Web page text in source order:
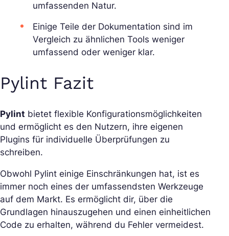
umfassenden Natur.
Einige Teile der Dokumentation sind im
Vergleich zu ähnlichen Tools weniger
umfassend oder weniger klar.
Pylint Fazit
Pylint bietet flexible Konfigurationsmöglichkeiten
und ermöglicht es den Nutzern, ihre eigenen
Plugins für individuelle Überprüfungen zu
schreiben.
Obwohl Pylint einige Einschränkungen hat, ist es
immer noch eines der umfassendsten Werkzeuge
auf dem Markt. Es ermöglicht dir, über die
Grundlagen hinauszugehen und einen einheitlichen
Code zu erhalten, während du Fehler vermeidest.